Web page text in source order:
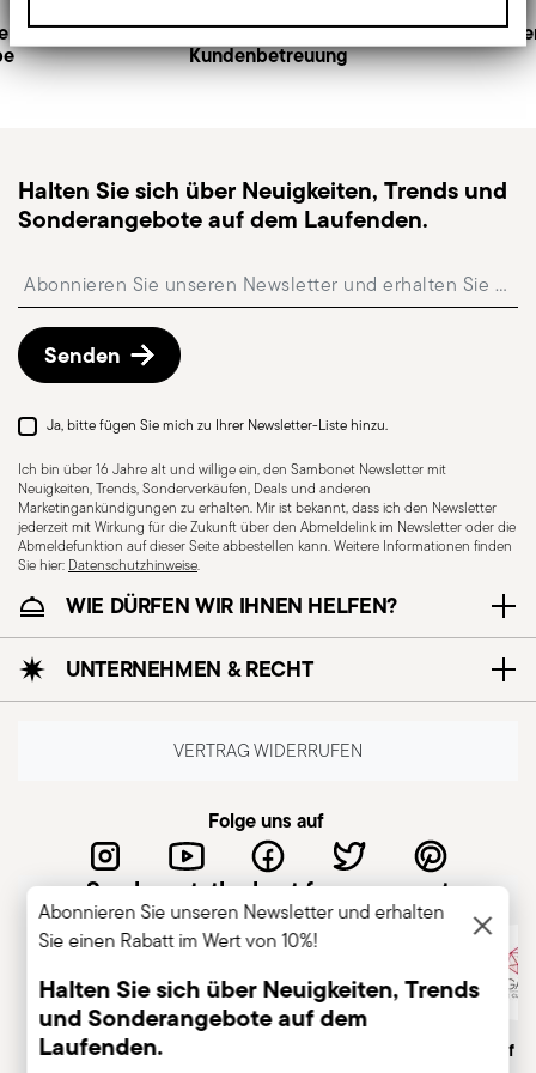
2
Spülmaschinenfest
geeignet
Versandseite.
Schneller Versand: für verfügbare Artikel beträgt
die Standardlieferzeit in der Regel 1–3 Werktage.
Abholstation : in Italien ist die Lieferung an eine
Abholstation möglich und kann beim Checkout
Kostenlose Rückgabe innerhalb von 30 Tagenab
Rückgaberichtlinien-Seite
Vorgehensweise.
Persönliche
Kundenbetreuung
Halten Sie sich über Neuigkeiten, Trends und
Sonderangebote auf dem Laufenden.
Senden
Ja, bitte fügen Sie mich zu Ihrer Newsletter-Liste hinzu.
Ich bin über 16 Jahre alt und willige ein, den Sambonet Newsletter mit
Neuigkeiten, Trends, Sonderverkäufen, Deals und anderen
Marketingankündigungen zu erhalten. Mir ist bekannt, dass ich den Newsletter
jederzeit mit Wirkung für die Zukunft über den Abmeldelink im Newsletter oder die
Abmeldefunktion auf dieser Seite abbestellen kann. Weitere Informationen finden
Sie hier: Datenschutzhinweise.
WIE DÜRFEN WIR IHNEN HELFEN?
UNTERNEHMEN & RECHT
VERTRAG WIDERRUFEN
Folge uns auf
Sambonet, the best for you guest
Italienisches
Member of
Abonnieren Sie unseren Newsletter und erhalten
Sie einen Rabatt im Wert von 10%!
Halten Sie sich über Neuigkeiten, Trends
und Sonderangebote auf dem
Laufenden.